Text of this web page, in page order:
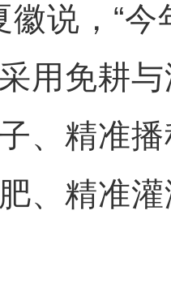
徽说，“
用免耕
、精准
、精准